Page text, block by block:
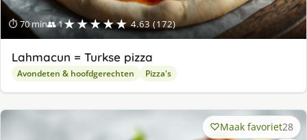
⏱ 70 min👥 1★★★★★ 4.63 (172)
Lahmacun = Turkse pizza
Avondeten & hoofdgerechten Pizza's
Maak favoriet28